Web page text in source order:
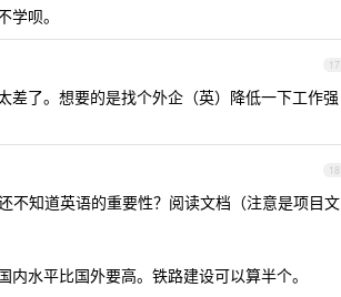
呗。
17
了。想要的是找个外企（英）降低一下工作强
18
不知道英语的重要性？阅读文档（注意是项目文
水平比国外要高。铁路建设可以算半个。